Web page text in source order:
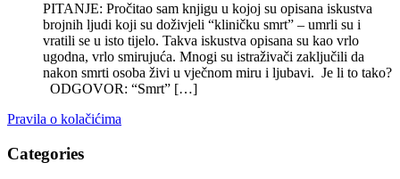
PITANJE: Pročitao sam knjigu u kojoj su opisana iskustva
brojnih ljudi koji su doživjeli “kliničku smrt” – umrli su i
vratili se u isto tijelo. Takva iskustva opisana su kao vrlo
ugodna, vrlo smirujuća. Mnogi su istraživači zaključili da
nakon smrti osoba živi u vječnom miru i ljubavi. Je li to tako?
ODGOVOR: “Smrt” […]
Pravila o kolačićima
Categories